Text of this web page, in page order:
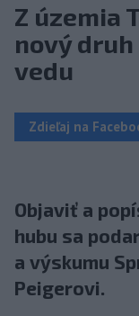
Z územia
nový
vedu
Zdieľaj na
Objaviť a
hubu sa
a výskumu
Peigerovi.